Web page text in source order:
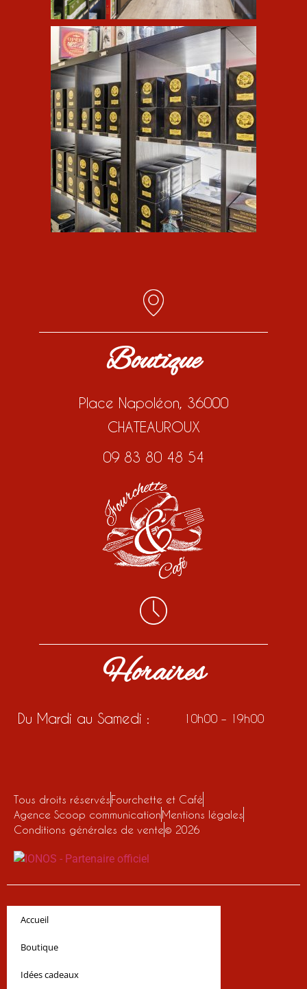
Boutique
Place Napoléon, 36000
CHATEAUROUX
09 83 80 48 54
Horaires
Du Mardi au Samedi : 10h00 – 19h00
Tous droits réservésFourchette et Café
Agence Scoop communicationMentions légales
Conditions générales de vente© 2026
Accueil
Boutique
Idées cadeaux